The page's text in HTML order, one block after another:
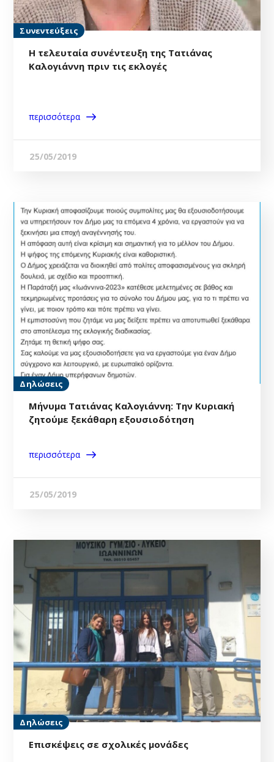
Συνεντεύξεις
H τελευταία συνέντευξη της Τατιάνας
Καλογιάννη πριν τις εκλογές
περισσότερα
25/05/2019
Δηλώσεις
Μήνυμα Τατιάνας Καλογιάννη: Την Κυριακή
ζητούμε ξεκάθαρη εξουσιοδότηση
περισσότερα
25/05/2019
Δηλώσεις
Επισκέψεις σε σχολικές μονάδες